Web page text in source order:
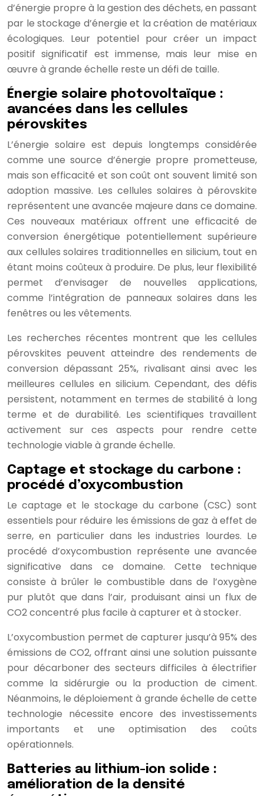
d’énergie propre à la gestion des déchets, en passant
par le stockage d’énergie et la création de matériaux
écologiques. Leur potentiel pour créer un impact
positif significatif est immense, mais leur mise en
œuvre à grande échelle reste un défi de taille.
Énergie solaire photovoltaïque :
avancées dans les cellules
pérovskites
L’énergie solaire est depuis longtemps considérée
comme une source d’énergie propre prometteuse,
mais son efficacité et son coût ont souvent limité son
adoption massive. Les cellules solaires à pérovskite
représentent une avancée majeure dans ce domaine.
Ces nouveaux matériaux offrent une efficacité de
conversion énergétique potentiellement supérieure
aux cellules solaires traditionnelles en silicium, tout en
étant moins coûteux à produire. De plus, leur flexibilité
permet d’envisager de nouvelles applications,
comme l’intégration de panneaux solaires dans les
fenêtres ou les vêtements.
Les recherches récentes montrent que les cellules
pérovskites peuvent atteindre des rendements de
conversion dépassant 25%, rivalisant ainsi avec les
meilleures cellules en silicium. Cependant, des défis
persistent, notamment en termes de stabilité à long
terme et de durabilité. Les scientifiques travaillent
activement sur ces aspects pour rendre cette
technologie viable à grande échelle.
Captage et stockage du carbone :
procédé d’oxycombustion
Le captage et le stockage du carbone (CSC) sont
essentiels pour réduire les émissions de gaz à effet de
serre, en particulier dans les industries lourdes. Le
procédé d’oxycombustion représente une avancée
significative dans ce domaine. Cette technique
consiste à brûler le combustible dans de l’oxygène
pur plutôt que dans l’air, produisant ainsi un flux de
CO2 concentré plus facile à capturer et à stocker.
L’oxycombustion permet de capturer jusqu’à 95% des
émissions de CO2, offrant ainsi une solution puissante
pour décarboner des secteurs difficiles à électrifier
comme la sidérurgie ou la production de ciment.
Néanmoins, le déploiement à grande échelle de cette
technologie nécessite encore des investissements
importants et une optimisation des coûts
opérationnels.
Batteries au lithium-ion solide :
amélioration de la densité